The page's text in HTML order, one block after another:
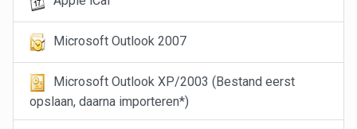
Microsoft Outlook 2007
Microsoft Outlook XP/2003 (Bestand eerst
opslaan, daarna importeren*)